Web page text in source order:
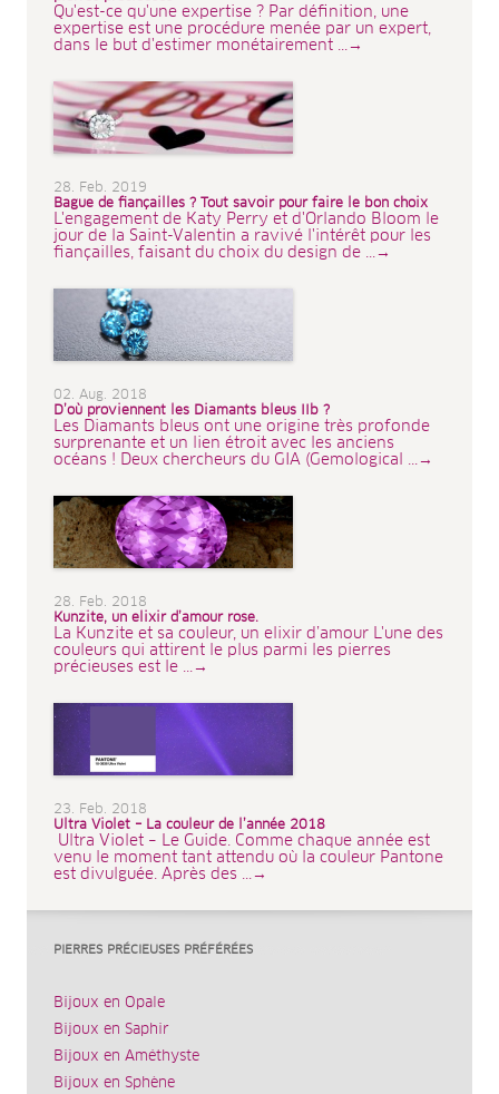
Qu'est-ce qu'une expertise ? Par définition, une
expertise est une procédure menée par un expert,
dans le but d'estimer monétairement ...→
28. Feb. 2019
Bague de fiançailles ? Tout savoir pour faire le bon choix
L'engagement de Katy Perry et d'Orlando Bloom le
jour de la Saint-Valentin a ravivé l'intérêt pour les
fiançailles, faisant du choix du design de ...→
02. Aug. 2018
D’où proviennent les Diamants bleus IIb ?
Les Diamants bleus ont une origine très profonde
surprenante et un lien étroit avec les anciens
océans ! Deux chercheurs du GIA (Gemological ...→
28. Feb. 2018
Kunzite, un elixir d’amour rose.
La Kunzite et sa couleur, un elixir d’amour L'une des
couleurs qui attirent le plus parmi les pierres
précieuses est le ...→
23. Feb. 2018
Ultra Violet – La couleur de l’année 2018
Ultra Violet – Le Guide. Comme chaque année est
venu le moment tant attendu où la couleur Pantone
est divulguée. Après des ...→
PIERRES PRÉCIEUSES PRÉFÉRÉES
Bijoux en Opale
Bijoux en Saphir
Bijoux en Améthyste
Bijoux en Sphène